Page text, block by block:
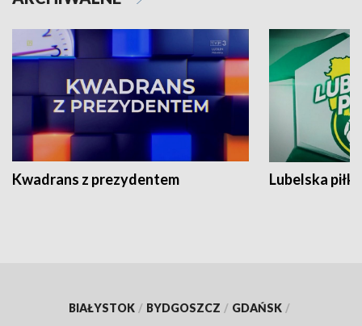
Kwadrans z prezydentem Lubelska piłka
BIAŁYSTOK / BYDGOSZCZ / GDAŃSK /